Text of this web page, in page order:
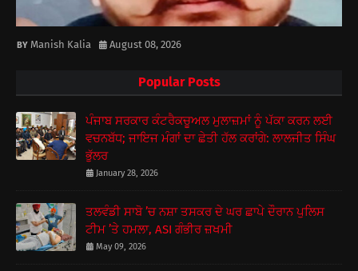
Manish Kalia August 08, 2026
Popular Posts
ਪੰਜਾਬ ਸਰਕਾਰ ਕੰਟਰੈਕਚੂਅਲ ਮੁਲਾਜ਼ਮਾਂ ਨੂੰ ਪੱਕਾ ਕਰਨ ਲਈ
ਵਚਨਬੱਧ; ਜਾਇਜ ਮੰਗਾਂ ਦਾ ਛੇਤੀ ਹੱਲ ਕਰਾਂਗੇ: ਲਾਲਜੀਤ ਸਿੰਘ
ਭੁੱਲਰ
January 28, 2026
ਤਲਵੰਡੀ ਸਾਬੋ ’ਚ ਨਸ਼ਾ ਤਸਕਰ ਦੇ ਘਰ ਛਾਪੇ ਦੌਰਾਨ ਪੁਲਿਸ
ਟੀਮ ’ਤੇ ਹਮਲਾ, ASI ਗੰਭੀਰ ਜ਼ਖਮੀ
May 09, 2026